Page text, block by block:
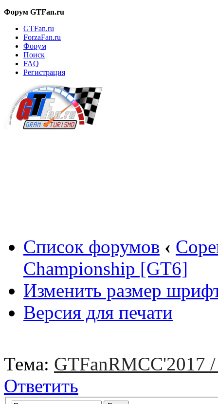
Форум GTFan.ru
GTFan.ru
ForzaFan.ru
Форум
Поиск
FAQ
Регистрация
Список форумов ‹
Championship [GT6]
Изменить размер
Версия для печати
Тема: GTFanRMCC'2017 /
Ответить